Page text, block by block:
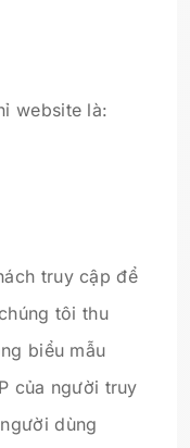
website là:
truy cập để
tôi thu
biểu mẫu
của người truy
dùng